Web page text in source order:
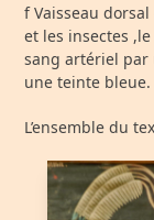
f Vaisseau
et les insectes
sang artériel par
une teinte bleue.
L’ensemble du